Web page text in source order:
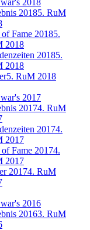
2018
20185. RuM
Fame 20185.
2018
20185.
2018
5. RuM 2018
2017
20174. RuM
20174.
2017
Fame 20174.
2017
20174. RuM
2016
20163. RuM